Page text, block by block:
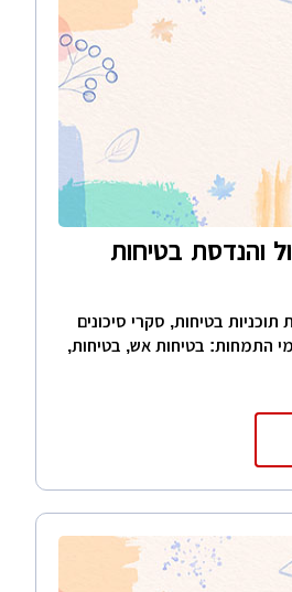
והנדסת בטיחות
בטיחות, סקרי סיכונים
התמחות: בטיחות אש, בטיחות,